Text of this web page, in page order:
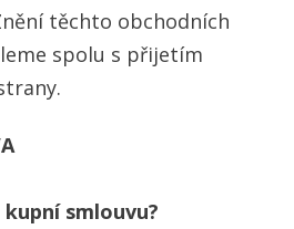
těchto obchodních
spolu s přijetím
kupní smlouvu?